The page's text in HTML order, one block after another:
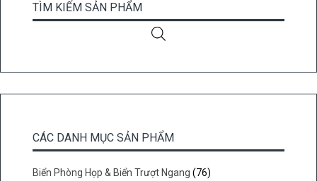
TÌM KIẾM SẢN PHẨM
CÁC DANH MỤC SẢN PHẨM
Biển Phòng Họp & Biển Trượt Ngang (76)